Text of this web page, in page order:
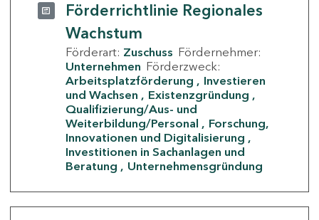
Förderrichtlinie Regionales
Wachstum
Förderart: Zuschuss Fördernehmer:
Unternehmen Förderzweck:
Arbeitsplatzförderung
Investieren
und Wachsen
Existenzgründung
Qualifizierung/Aus- und
Weiterbildung/Personal
Forschung,
Innovationen und Digitalisierung
Investitionen in Sachanlagen und
Beratung
Unternehmensgründung